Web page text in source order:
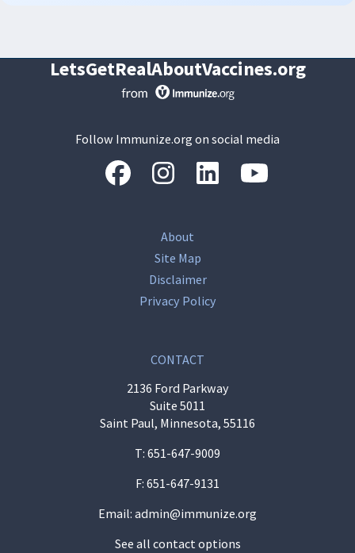
LetsGetRealAboutVaccines.org
Follow Immunize.org on social media
“Facebook“Instagram“LinkedIn
About
Site Map
Disclaimer
Privacy Policy
CONTACT
2136 Ford Parkway
Suite 5011
Saint Paul, Minnesota, 55116
T: 651-647-9009
F: 651-647-9131
Email: admin@immunize.org
See all contact options